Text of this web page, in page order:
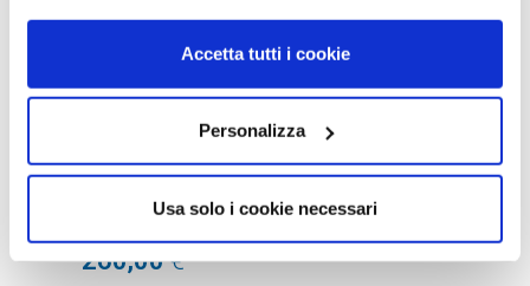
Accetta tutti i cookie
Personalizza
Usa solo i cookie necessari
OCCHIALI DA SOLE
OCCHIALE DA SOLE GUCCI
GG0780S – 005 BLACK /
NERO
260,00€